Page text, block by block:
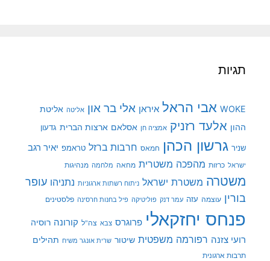
תגיות
WOKE אבי הראל איראן אלי בר און אליטה אליטת
ההון אלעד רזניק אמציה חן אסלאם ארצות הברית גדעון
שניר גרשון הכהן חמאס חרבות ברזל טראמפ יאיר רגב
ישראל כרזות מהפכה משטרית מחאה מלחמה מנהיגות
משטרה משטרת ישראל ניתוח רשתות ארגוניות נתניהו עופר
בורין עוצמה עזה עמר דנק פוליטיקה פיל בחנות חרסינה פלסטינים
פנחס יחזקאלי פרוגרס צבא צה"ל קורונה רוסיה
רועי צזנה רפורמה משפטית שיטור שרית אונגר משיח תהילים
תרבות ארגונית